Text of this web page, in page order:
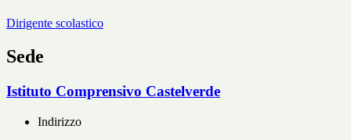
Dirigente scolastico
Sede
Istituto Comprensivo Castelverde
Indirizzo